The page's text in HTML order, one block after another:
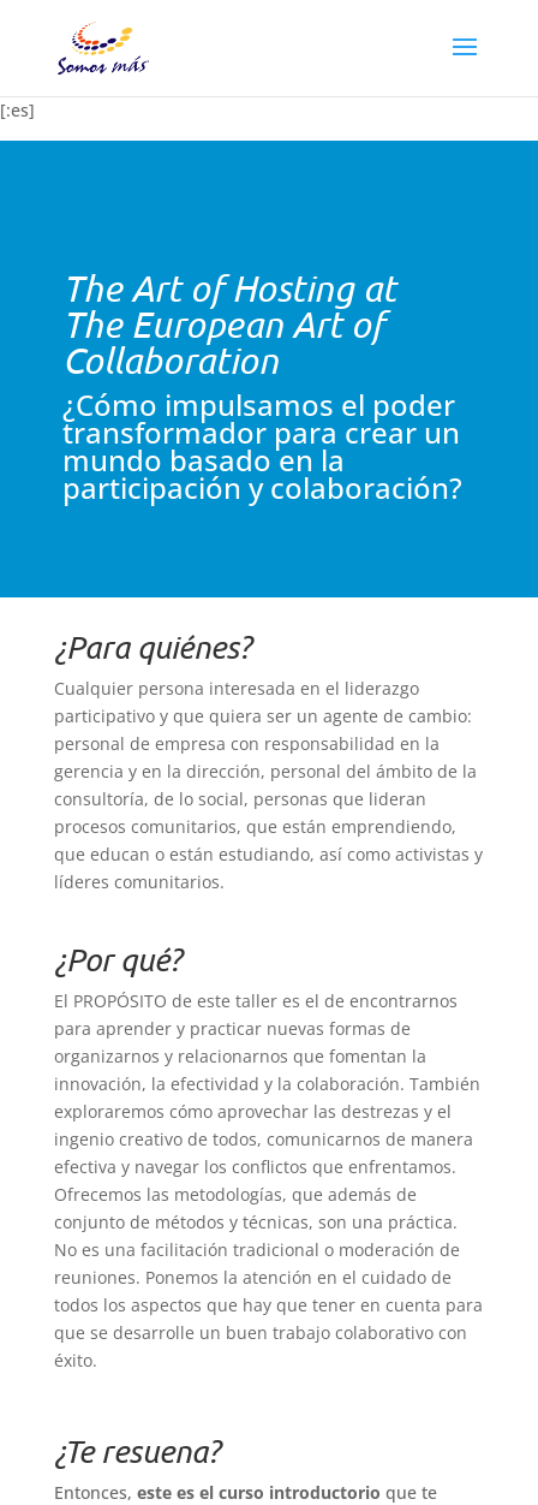
[:es]
The Art of Hosting at
The European Art of
Collaboration
¿Cómo impulsamos el poder
transformador para crear un
mundo basado en la
participación y colaboración?
¿Para quiénes?
Cualquier persona interesada en el liderazgo
participativo y que quiera ser un agente de cambio:
personal de empresa con responsabilidad en la
gerencia y en la dirección, personal del ámbito de la
consultoría, de lo social, personas que lideran
procesos comunitarios, que están emprendiendo,
que educan o están estudiando, así como activistas y
líderes comunitarios.
¿Por qué?
El PROPÓSITO de este taller es el de encontrarnos
para aprender y practicar nuevas formas de
organizarnos y relacionarnos que fomentan la
innovación, la efectividad y la colaboración. También
exploraremos cómo aprovechar las destrezas y el
ingenio creativo de todos, comunicarnos de manera
efectiva y navegar los conflictos que enfrentamos.
Ofrecemos las metodologías, que además de
conjunto de métodos y técnicas, son una práctica.
No es una facilitación tradicional o moderación de
reuniones. Ponemos la atención en el cuidado de
todos los aspectos que hay que tener en cuenta para
que se desarrolle un buen trabajo colaborativo con
éxito.
¿Te resuena?
Entonces, este es el curso introductorio que te